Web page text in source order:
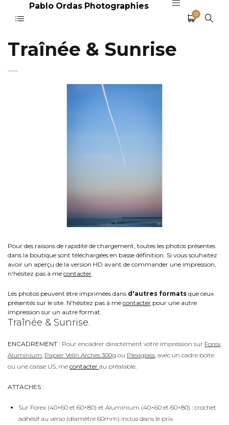
Pablo Ordas Photographies
0
Traînée & Sunrise
Pour des raisons de rapidité de chargement, toutes les photos présentes
dans la boutique sont téléchargées en basse définition. Si vous souhaitez
avoir un aperçu de la version HD avant de commander une impression,
n'hésitez pas à me contacter
Les photos peuvent être imprimées dans d'autres formats que ceux
présentés sur le site. N'hésitez pas à me contacter pour une autre
impression sur un autre format.
Traînée & Sunrise.
ENCADREMENT : Pour encadrer directement votre impression sur Forex
Aluminium Papier Velin Arches 300g ou Plexiglass , avec un cadre boite
ou une caisse US, me contacter au préalable.
ATTACHES :
Sur Forex (40×60 et 60×80) et Aluminium (40×60 et 60×80) : crochet
adhésif au verso (diamètre 60mm) inclus dans le prix.